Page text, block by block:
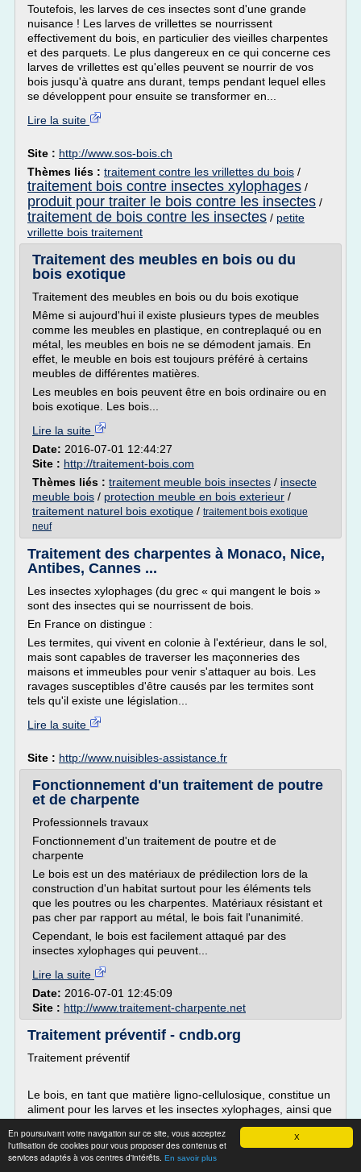
X
En poursuivant votre navigation sur ce site, vous acceptez
l'utilisation de cookies pour vous proposer des contenus et
services adaptés à vos centres d'intérêts. En savoir plus
Toutefois, les larves de ces insectes sont d'une grande
nuisance ! Les larves de vrillettes se nourrissent
effectivement du bois, en particulier des vieilles charpentes
et des parquets. Le plus dangereux en ce qui concerne ces
larves de vrillettes est qu'elles peuvent se nourrir de vos
bois jusqu'à quatre ans durant, temps pendant lequel elles
se développent pour ensuite se transformer en...
Lire la suite
Site : http://www.sos-bois.ch
Thèmes liés : traitement contre les vrillettes du bois /
traitement bois contre insectes xylophages /
produit pour traiter le bois contre les insectes /
traitement de bois contre les insectes / petite
vrillette bois traitement
Traitement des meubles en bois ou du
bois exotique
Traitement des meubles en bois ou du bois exotique
Même si aujourd'hui il existe plusieurs types de meubles
comme les meubles en plastique, en contreplaqué ou en
métal, les meubles en bois ne se démodent jamais. En
effet, le meuble en bois est toujours préféré à certains
meubles de différentes matières.
Les meubles en bois peuvent être en bois ordinaire ou en
bois exotique. Les bois...
Lire la suite
Date: 2016-07-01 12:44:27
Site : http://traitement-bois.com
Thèmes liés : traitement meuble bois insectes / insecte
meuble bois / protection meuble en bois exterieur /
traitement naturel bois exotique / traitement bois exotique
neuf
Traitement des charpentes à Monaco, Nice,
Antibes, Cannes ...
Les insectes xylophages (du grec « qui mangent le bois »
sont des insectes qui se nourrissent de bois.
En France on distingue :
Les termites, qui vivent en colonie à l'extérieur, dans le sol,
mais sont capables de traverser les maçonneries des
maisons et immeubles pour venir s'attaquer au bois. Les
ravages susceptibles d'être causés par les termites sont
tels qu'il existe une législation...
Lire la suite
Site : http://www.nuisibles-assistance.fr
Fonctionnement d'un traitement de poutre
et de charpente
Professionnels travaux
Fonctionnement d'un traitement de poutre et de
charpente
Le bois est un des matériaux de prédilection lors de la
construction d'un habitat surtout pour les éléments tels
que les poutres ou les charpentes. Matériaux résistant et
pas cher par rapport au métal, le bois fait l'unanimité.
Cependant, le bois est facilement attaqué par des
insectes xylophages qui peuvent...
Lire la suite
Date: 2016-07-01 12:45:09
Site : http://www.traitement-charpente.net
Traitement préventif - cndb.org
Traitement préventif
Le bois, en tant que matière ligno-cellulosique, constitue un
aliment pour les larves et les insectes xylophages, ainsi que
éléments nutritifs (amidon dans l'aubier par exemple) qui
favorisent le développement de ces organismes vivants.